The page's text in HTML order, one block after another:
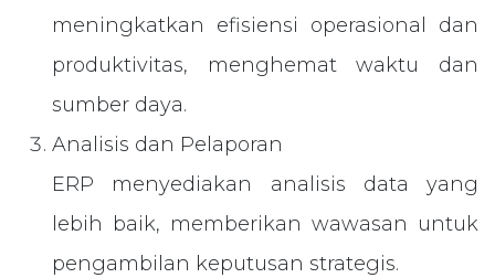
meningkatkan efisiensi operasional dan
produktivitas, menghemat waktu dan
sumber daya.
Analisis dan Pelaporan
ERP menyediakan analisis data yang
lebih baik, memberikan wawasan untuk
pengambilan keputusan strategis.